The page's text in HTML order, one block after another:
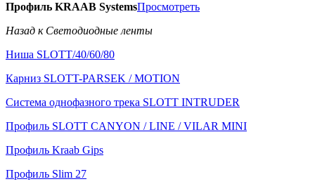
Профиль KRAAB SystemsПросмотреть
Назад к Светодиодные ленты
Ниша SLOTT/40/60/80
Карниз SLOTT-PARSEK / MOTION
Система однофазного трека SLOTT INTRUDER
Профиль SLOTT CANYON / LINE / VILAR MINI
Профиль Kraab Gips
Профиль Slim 27